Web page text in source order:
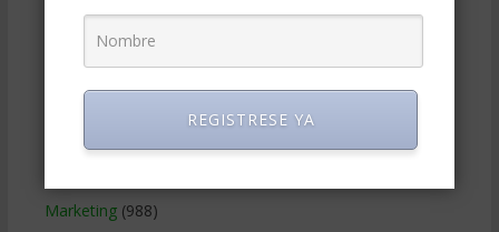
Estrategia Empresarial
Finanzas Corporativas(748)
Gobierno Corporativo
Marketing(988)
REGISTRESE YA